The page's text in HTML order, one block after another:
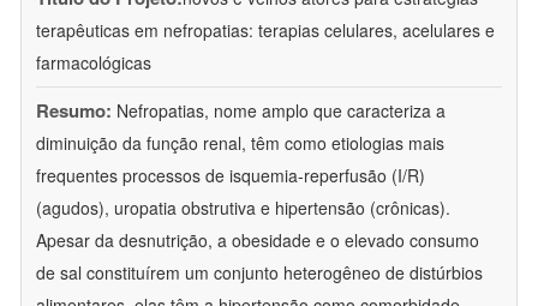
terapêuticas em nefropatias: terapias celulares, acelulares e
farmacológicas
Resumo: Nefropatias, nome amplo que caracteriza a
diminuição da função renal, têm como etiologias mais
frequentes processos de isquemia-reperfusão (I/R)
(agudos), uropatia obstrutiva e hipertensão (crônicas).
Apesar da desnutrição, a obesidade e o elevado consumo
de sal constituírem um conjunto heterogêneo de distúrbios